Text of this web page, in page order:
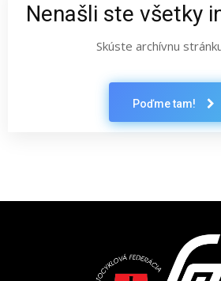
Nenašli ste všetky
Skúste archívnu
Poďme tam!